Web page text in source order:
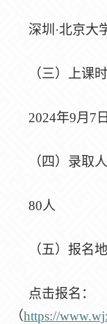
深圳 ·北京大
（三）上课
2024年9月7
（四）录取
80人
（五）报名
点击报名：
（https://